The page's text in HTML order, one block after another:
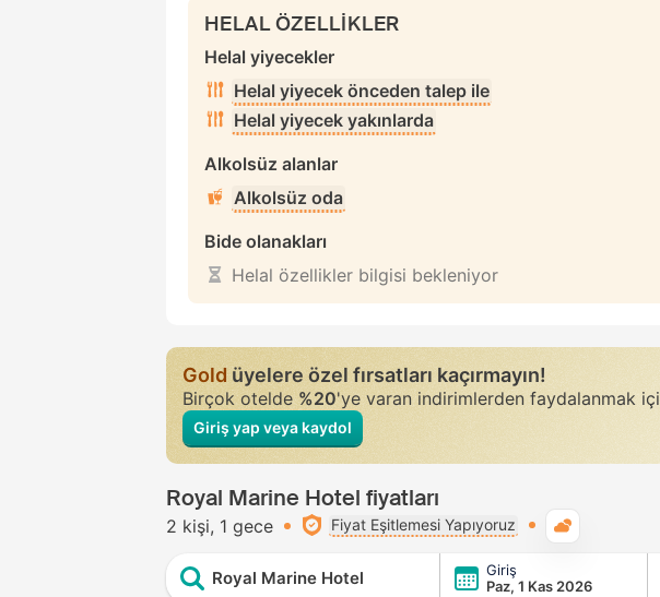
HELAL ÖZELLİKLER
Helal yiyecekler
Helal yiyecek önceden talep ile
Helal yiyecek yakınlarda
Alkolsüz alanlar
Alkolsüz oda
Bide olanakları
Helal özellikler bilgisi bekleniyor
Goldüyelere özel fırsatları kaçırmayın!
Birçok otelde%20'ye varan indirimlerden faydalanmak
Giriş yap veya kaydol
Royal Marine Hotel fiyatları
2 kişi 1 gece Fiyat Eşitlemesi Yapıyoruz
Royal Marine Hotel
Giriş
Paz, 1 Kas 2026